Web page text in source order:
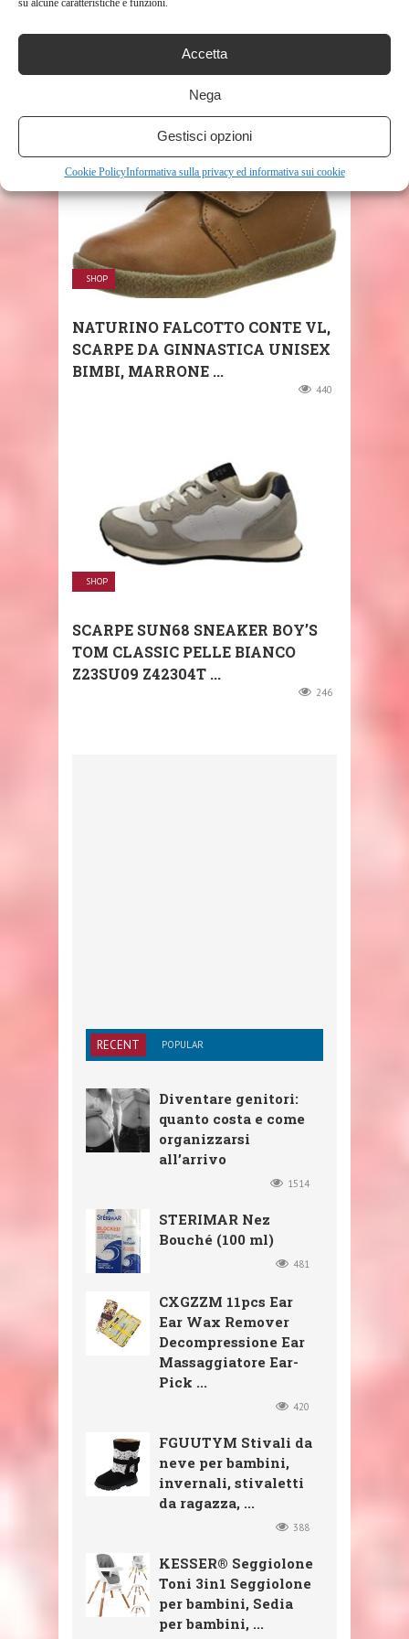
Accetta
Nega
Gestisci opzioni
Cookie PolicyInformativa sulla privacy ed informativa sui cookie
UNISEX – BAMBINO, ROSA (LIGHT
SHOP
NATURINO FALCOTTO CONTE VL,
SCARPE DA GINNASTICA UNISEX
BIMBI, MARRONE ...
440
SHOP
SCARPE SUN68 SNEAKER BOY’S
TOM CLASSIC PELLE BIANCO
Z23SU09 Z42304T ...
246
RECENT POPULAR
Diventare genitori:
quanto costa e come
organizzarsi
all’arrivo
1514
STERIMAR Nez
Bouché (100 ml)
481
CXGZZM 11pcs Ear
Ear Wax Remover
Decompressione Ear
Massaggiatore Ear-
Pick ...
420
FGUUTYM Stivali da
neve per bambini,
invernali, stivaletti
da ragazza, ...
388
KESSER® Seggiolone
Toni 3in1 Seggiolone
per bambini, Sedia
per bambini, ...